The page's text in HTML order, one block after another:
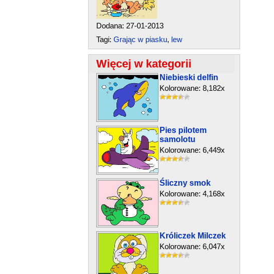
Dodana: 27-01-2013
Tagi: Grając w piasku, lew
Więcej w kategorii
Niebieski delfin
Kolorowane: 8,182x
Pies pilotem
samolotu
Kolorowane: 6,449x
Śliczny smok
Kolorowane: 4,168x
Króliczek Milczek
Kolorowane: 6,047x